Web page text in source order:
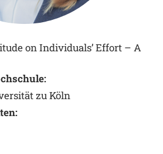
on Individuals’ Effort – A
zu Köln